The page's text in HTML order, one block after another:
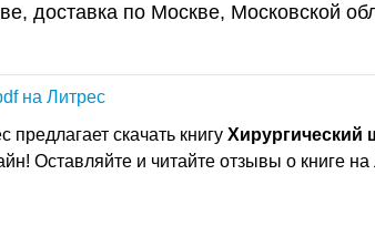
доставка по Москве, Московской
на Литрес
скачать книгу Хирургический
Оставляйте и читайте отзывы о книге на